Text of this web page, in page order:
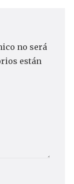
no será
están